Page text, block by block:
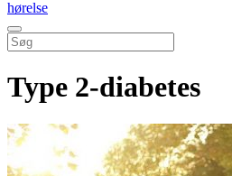
hørelse
Type 2-diabetes